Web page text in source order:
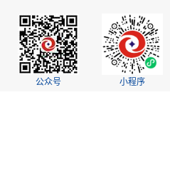
公众号 小程序